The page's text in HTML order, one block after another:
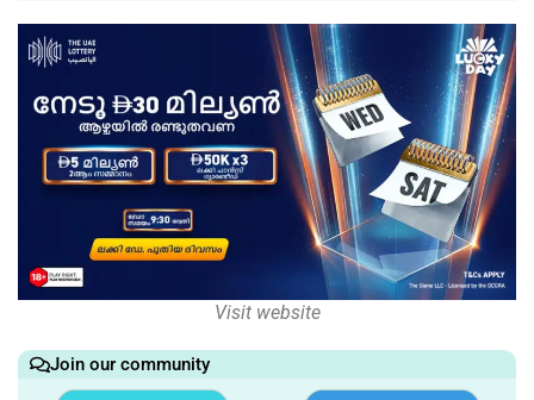
Visit website
Join our community